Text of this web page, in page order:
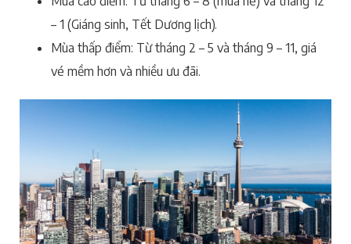
– 1 (Giáng sinh, Tết Dương lịch).
Mùa thấp điểm: Từ tháng 2 – 5 và tháng 9 – 11, giá
vé mềm hơn và nhiều ưu đãi.